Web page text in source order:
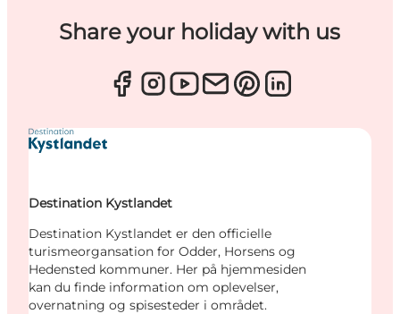
Share your holiday with us
Destination Kystlandet
Destination Kystlandet er den officielle
turismeorgansation for Odder, Horsens og
Hedensted kommuner. Her på hjemmesiden
kan du finde information om oplevelser,
overnatning og spisesteder i området.